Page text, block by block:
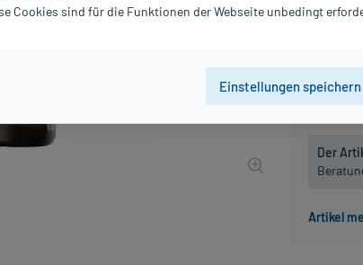
Grundpreis:
50 ml
Der
Cookies sind für die Funktionen der Webseite unbedingt
Einstellungen speichern